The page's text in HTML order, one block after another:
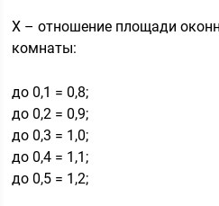
X – отношение площади
комнаты:
до 0,1 = 0,8;
до 0,2 = 0,9;
до 0,3 = 1,0;
до 0,4 = 1,1;
до 0,5 = 1,2;